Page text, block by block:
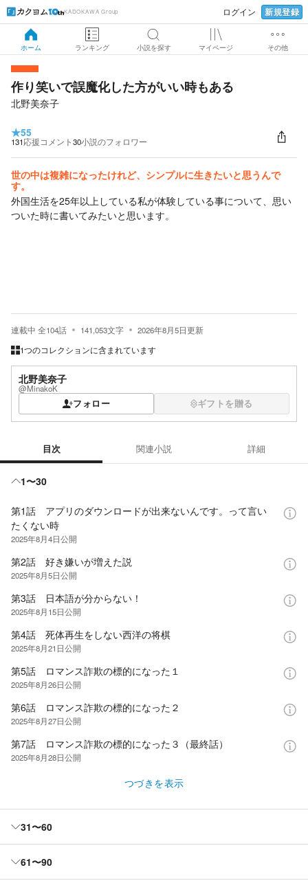
KADOKAWA Group ログイン 新規登録
ホーム ランキング 小説を探す マイページ その他
作り笑いで誤魔化した方がいい時もある
北野美奈子
★55
131応援コメント30小説のフォロワー
世の中は複雑になったけれど、シンプルに生きたいと思うんで
す。
外国生活を25年以上している私が体験している事について、思い
ついた時に書いてみたいと思います。
連載中 全104話 141,053文字 2026年8月5日更新
1つのコレクションに含まれています
北野美奈子
@MinakoK
フォロー ギフトを贈る
目次 関連小説 詳細
1〜30
第1話 アプリのダウンロードが出来ないんです。って言い
たくない時
2025年8月4日公開
第2話 好き嫌いが増えた説
2025年8月5日公開
第3話 日本語が分からない！
2025年8月15日公開
第4話 死体再生をしない西洋の将棋
2025年8月21日公開
第5話 ロマンス詐欺の標的になった１
2025年8月26日公開
第6話 ロマンス詐欺の標的になった２
2025年8月27日公開
第7話 ロマンス詐欺の標的になった３（最終話）
2025年8月28日公開
つづきを表示
31〜60
61〜90